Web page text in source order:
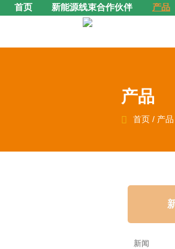
首页 新能源线束合作伙伴 产品
产品
 首页/ 产品
新闻